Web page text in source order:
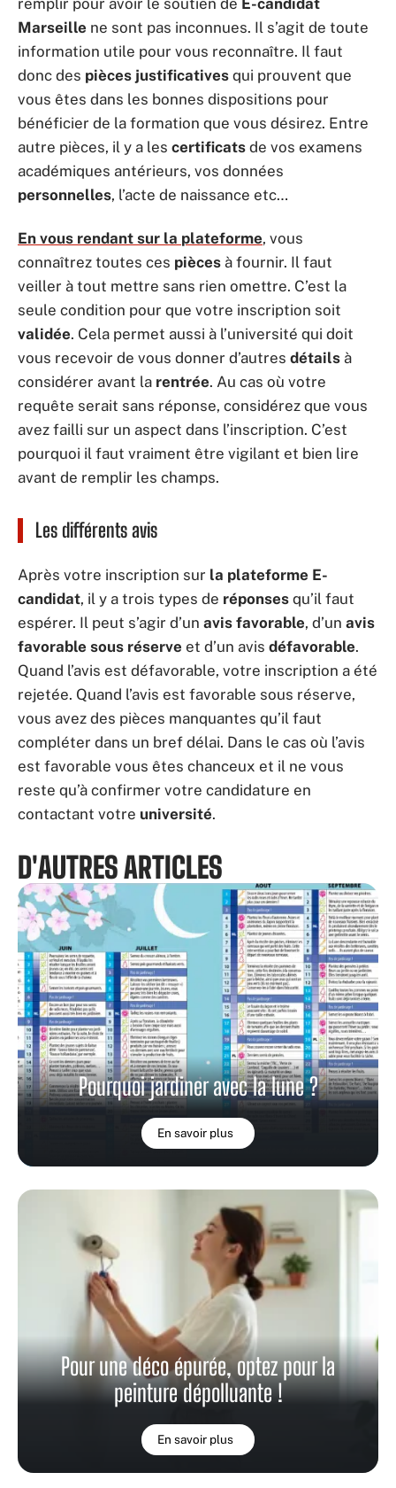
Marseille ne sont pas inconnues. Il s’agit de toute
information utile pour vous reconnaître. Il faut
donc des pièces justificatives qui prouvent que
vous êtes dans les bonnes dispositions pour
bénéficier de la formation que vous désirez. Entre
autre pièces, il y a les certificats de vos examens
académiques antérieurs, vos données
personnelles, l’acte de naissance etc…
En vous rendant sur la plateforme, vous
connaîtrez toutes ces pièces à fournir. Il faut
veiller à tout mettre sans rien omettre. C’est la
seule condition pour que votre inscription soit
validée. Cela permet aussi à l’université qui doit
vous recevoir de vous donner d’autres détails à
considérer avant la rentrée. Au cas où votre
requête serait sans réponse, considérez que vous
avez failli sur un aspect dans l’inscription. C’est
pourquoi il faut vraiment être vigilant et bien lire
avant de remplir les champs.
Les différents avis
Après votre inscription sur la plateforme E-
candidat, il y a trois types de réponses qu’il faut
espérer. Il peut s’agir d’un avis favorable, d’un avis
favorable sous réserve et d’un avis défavorable.
Quand l’avis est défavorable, votre inscription a été
rejetée. Quand l’avis est favorable sous réserve,
vous avez des pièces manquantes qu’il faut
compléter dans un bref délai. Dans le cas où l’avis
est favorable vous êtes chanceux et il ne vous
reste qu’à confirmer votre candidature en
contactant votre université.
D'AUTRES ARTICLES
Pourquoi jardiner avec la lune ?
En savoir plus
Pour une déco épurée, optez pour la
peinture dépolluante !
En savoir plus